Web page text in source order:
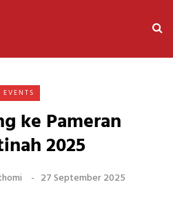
EVENTS
ke Pameran
2025
27 September 2025